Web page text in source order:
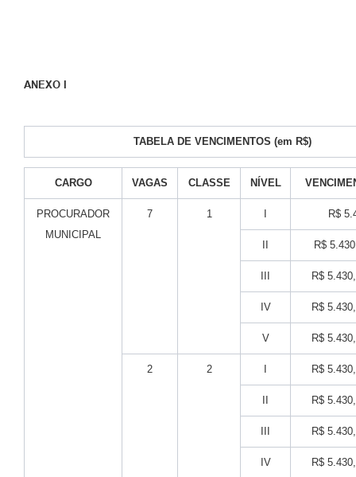
ANEXO I
TABELA DE VENCIMENTOS (em R$)
CARGO VAGAS CLASSE NÍVEL
PROCURADOR
MUNICIPAL
7 1 R$
R$
R$
IV R$
V R$
2 2 R$
R$
R$
IV R$